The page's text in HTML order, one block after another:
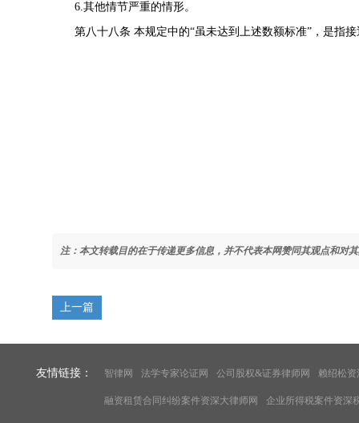
6.其他情节严重的情形。
第八十八条 本规定中的“虽未达到上述数额标准”，是指
注：本文转载目的在于传递更多信息，并不代表本网赞同其观点和对
上一篇
友情链接： 智律网 法学专家论证网 公司股权&证券律师网 赖绍松资
融资租赁合同纠纷案件资深大律师网 企业所得税案件资深